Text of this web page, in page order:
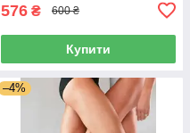
576 ₴ 600 ₴
Купити
–4%